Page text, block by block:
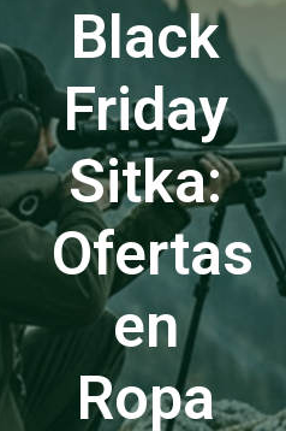
Black
Friday
Sitka:
Ofertas
en
Ropa